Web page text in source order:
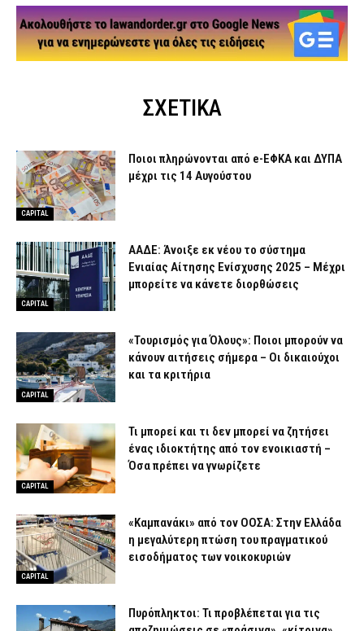
ΣΧΕΤΙΚΑ
CAPITAL
Ποιοι πληρώνονται από e-ΕΦΚΑ και ΔΥΠΑ
μέχρι τις 14 Αυγούστου
CAPITAL
ΑΑΔΕ: Άνοιξε εκ νέου το σύστημα
Ενιαίας Αίτησης Ενίσχυσης 2025 – Μέχρι
μπορείτε να κάνετε διορθώσεις
CAPITAL
«Τουρισμός για Όλους»: Ποιοι μπορούν να
κάνουν αιτήσεις σήμερα – Οι δικαιούχοι
και τα κριτήρια
CAPITAL
Τι μπορεί και τι δεν μπορεί να ζητήσει
ένας ιδιοκτήτης από τον ενοικιαστή –
Όσα πρέπει να γνωρίζετε
CAPITAL
«Καμπανάκι» από τον ΟΟΣΑ: Στην Ελλάδα
η μεγαλύτερη πτώση του πραγματικού
εισοδήματος των νοικοκυριών
Πυρόπληκτοι: Τι προβλέπεται για τις